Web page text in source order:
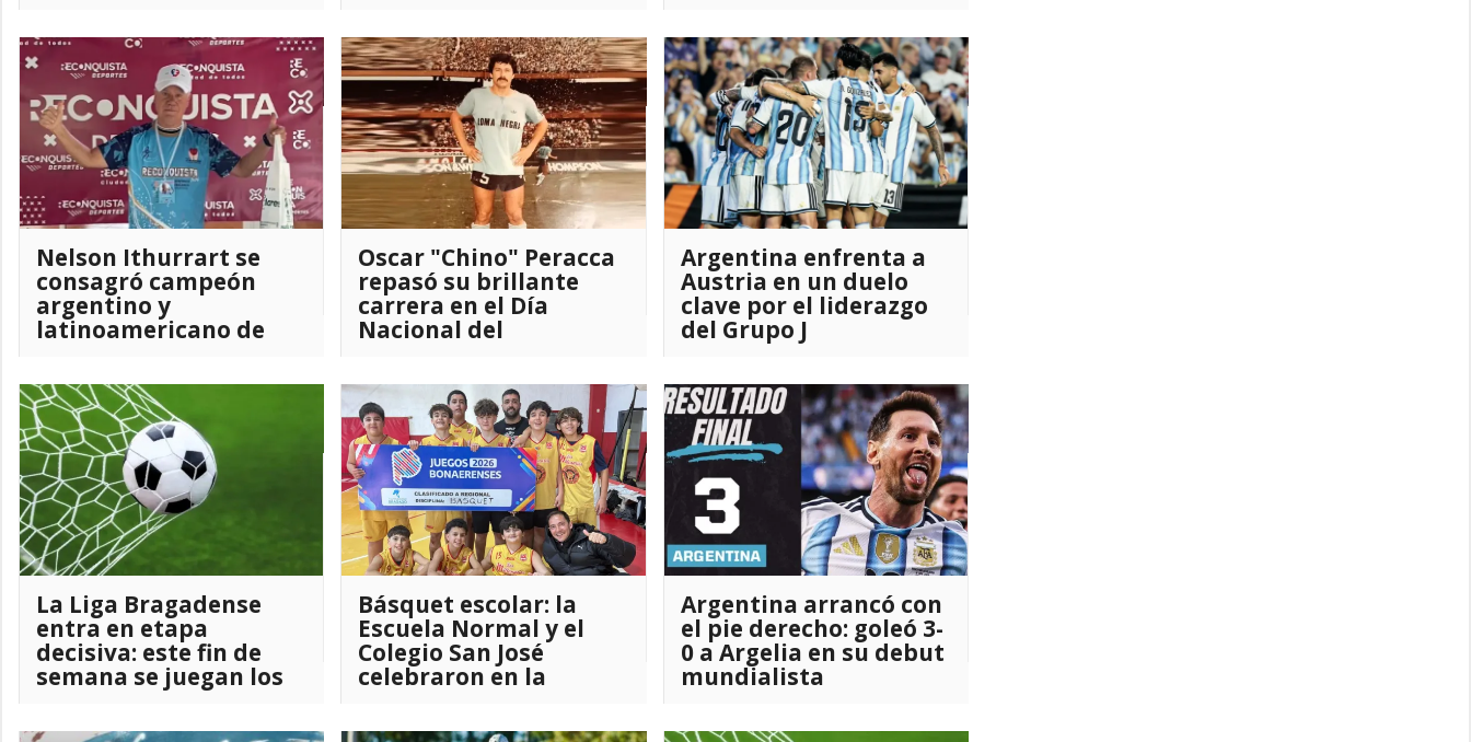
separados para
preservar la relación"
Nelson Ithurrart se
consagró campeón
argentino y
latinoamericano de
trasplantados
Oscar "Chino" Peracca
repasó su brillante
carrera en el Día
Nacional del
Argentina enfrenta a
Austria en un duelo
clave por el liderazgo
del Grupo J
La Liga Bragadense
entra en etapa
decisiva: este fin de
semana se juegan los
cuartos de final
Básquet escolar: la
Escuela Normal y el
Colegio San José
celebraron en la
competencia
Argentina arrancó con
el pie derecho: goleó 3-
0 a Argelia en su debut
mundialista